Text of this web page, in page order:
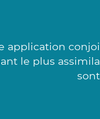
application
le plus